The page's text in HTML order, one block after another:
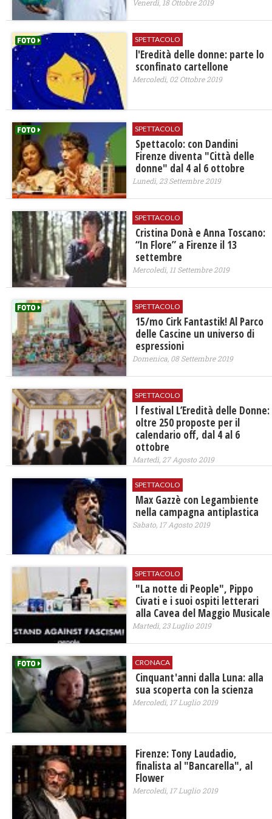
Venerdì, 18 Ottobre 2019
SPETTACOLO
l'Eredità delle donne: parte lo
sconfinato cartellone
Mercoledì, 02 Ottobre 2019
SPETTACOLO
Spettacolo: con Dandini
Firenze diventa "Città delle
donne" dal 4 al 6 ottobre
Lunedì, 23 Settembre 2019
SPETTACOLO
Cristina Donà e Anna Toscano:
“In Flore” a Firenze il 13
settembre
Mercoledì, 11 Settembre 2019
SPETTACOLO
15/mo Cirk Fantastik! Al Parco
delle Cascine un universo di
espressioni
Domenica, 08 Settembre 2019
SPETTACOLO
l festival L’Eredità delle Donne:
oltre 250 proposte per il
calendario off, dal 4 al 6
ottobre
Martedì, 27 Agosto 2019
SPETTACOLO
Max Gazzè con Legambiente
nella campagna antiplastica
Sabato, 17 Agosto 2019
SPETTACOLO
"La notte di People", Pippo
Civati e i suoi ospiti letterari
alla Cavea del Maggio Musicale
Martedì, 23 Luglio 2019
CRONACA
Cinquant'anni dalla Luna: alla
sua scoperta con la scienza
Mercoledì, 17 Luglio 2019
Firenze: Tony Laudadio,
finalista al "Bancarella", al
Flower
Mercoledì, 17 Luglio 2019